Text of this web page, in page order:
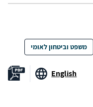
משפט וביטחון לאומי
English